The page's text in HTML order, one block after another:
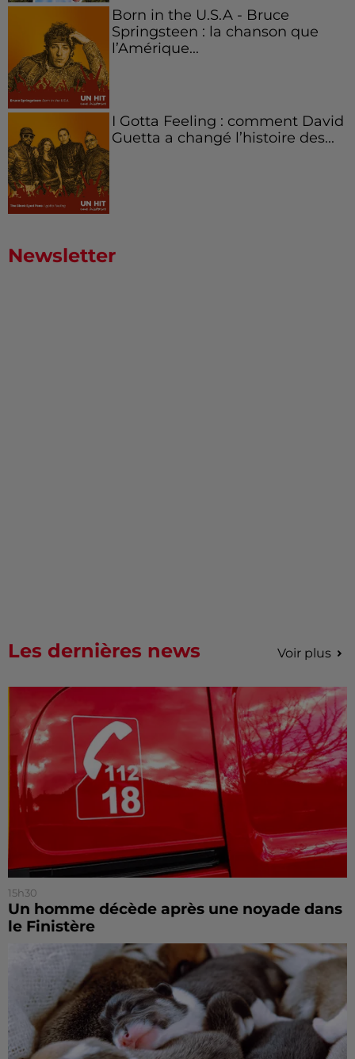
Born in the U.S.A - Bruce
Springsteen : la chanson que
l’Amérique...
I Gotta Feeling : comment David
Guetta a changé l’histoire des...
Newsletter
Les dernières news Voir plus
15h30
Un homme décède après une noyade dans
le Finistère